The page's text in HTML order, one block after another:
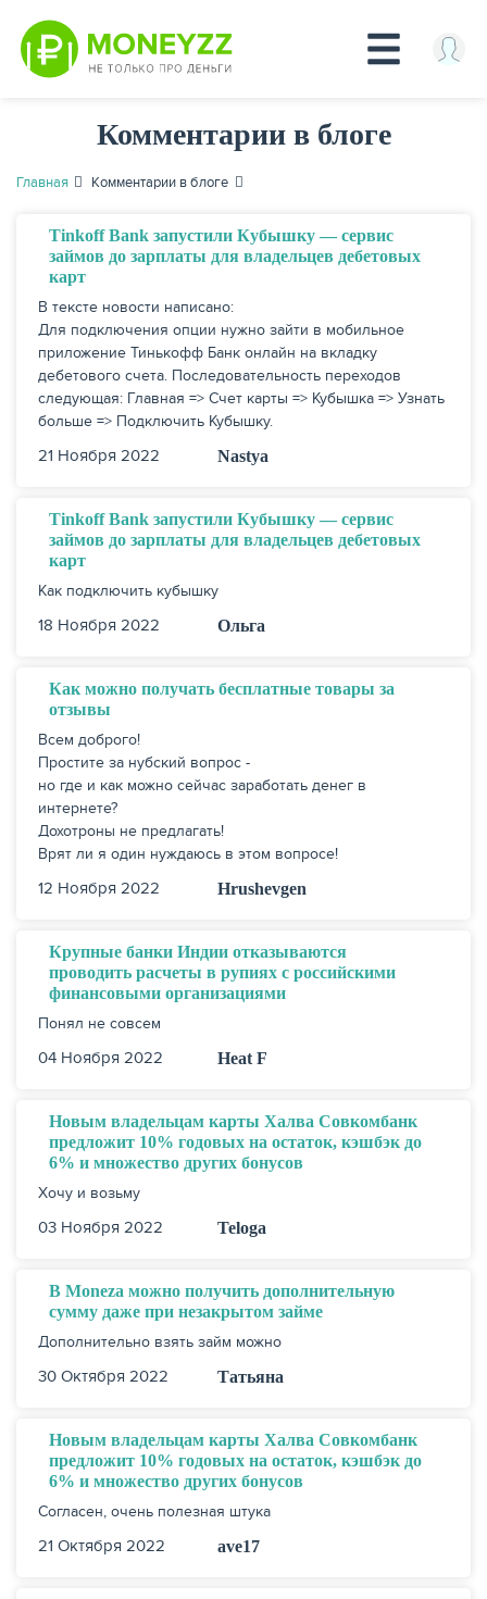
содержанию
КРЕДИТЫ
КАРТЫ
НАКОПЛЕНИЯ
РЕЙТИНГ БАНКОВ
Комментарии в блоге
Главная Комментарии в блоге
Tinkoff Bank запустили Кубышку — сервис
займов до зарплаты для владельцев дебетовых
карт
В тексте новости написано:
Для подключения опции нужно зайти в мобильное
приложение Тинькофф Банк онлайн на вкладку
дебетового счета. Последовательность переходов
следующая: Главная => Счет карты => Кубышка => Узнать
больше => Подключить Кубышку.
21 Ноября 2022 Nastya
Tinkoff Bank запустили Кубышку — сервис
займов до зарплаты для владельцев дебетовых
карт
Как подключить кубышку
18 Ноября 2022 Ольга
Как можно получать бесплатные товары за
отзывы
Всем доброго!
Простите за нубский вопрос -
но где и как можно сейчас заработать денег в
интернете?
Дохотроны не предлагать!
Врят ли я один нуждаюсь в этом вопросе!
12 Ноября 2022 Hrushevgen
Крупные банки Индии отказываются
проводить расчеты в рупиях с российскими
финансовыми организациями
Понял не совсем
04 Ноября 2022 Heat F
Новым владельцам карты Халва Совкомбанк
предложит 10% годовых на остаток, кэшбэк до
6% и множество других бонусов
Хочу и возьму
03 Ноября 2022 Teloga
В Moneza можно получить дополнительную
сумму даже при незакрытом займе
Дополнительно взять займ можно
30 Октября 2022 Татьяна
Новым владельцам карты Халва Совкомбанк
предложит 10% годовых на остаток, кэшбэк до
6% и множество других бонусов
Согласен, очень полезная штука
21 Октября 2022 ave17